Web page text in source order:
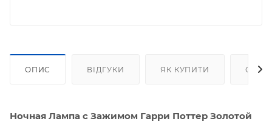
ОПИС ВІДГУКИ ЯК КУПИТИ
Ночная Лампа с Зажимом Гарри Поттер Золотой